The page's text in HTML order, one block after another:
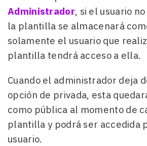
Administrador, si el usuario
la plantilla se almacenará
solamente el usuario que
plantilla tendrá acceso a ella.
Cuando el administrador deja
opción de privada, esta
como pública al momento de
plantilla y podrá ser accedida
usuario.